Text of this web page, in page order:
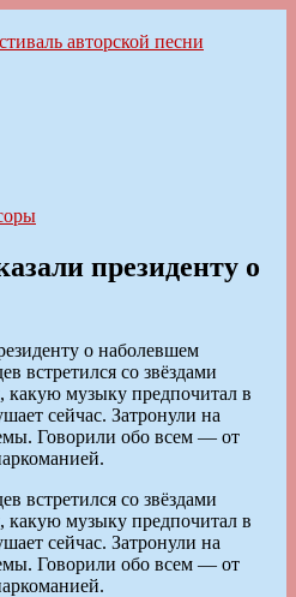
песни
президенту о
встретился со звёздами
какую музыку предпочитал в
сейчас. Затронули на
Говорили обо всем — от
встретился со звёздами
какую музыку предпочитал в
сейчас. Затронули на
Говорили обо всем — от